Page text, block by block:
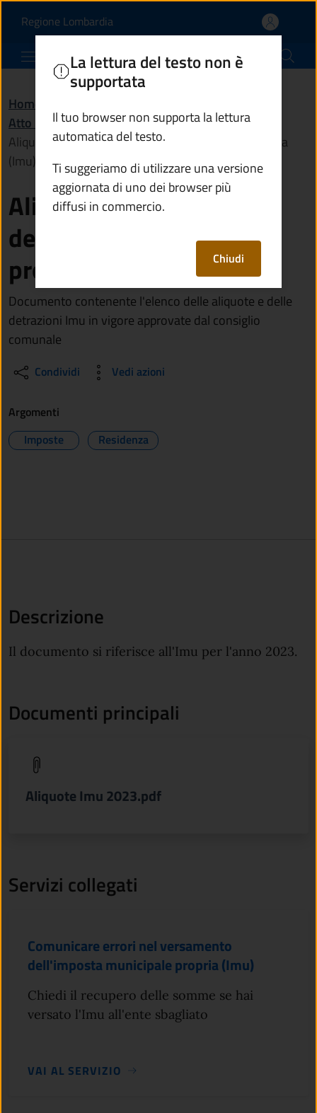
Aliquote e detrazioni
Regione Lombardia(apre in un'altra scheda).
Comune di Sellero
Home
Atto normativo /
Aliquote e detrazioni dell'imposta municipale propria
(Imu) in vigore
Aliquote e detrazioni
dell'imposta municipale
propria (Imu) in vigore
Documento contenente l'elenco delle aliquote e delle
detrazioni Imu in vigore approvate dal consiglio
comunale
Condividi Vedi azioni
La lettura del testo non è
supportata
Il tuo browser non supporta la lettura
automatica del testo.
Ti suggeriamo di utilizzare una versione
aggiornata di uno dei browser più
diffusi in commercio.
Chiudi
Argomenti
Imposte
Residenza
Descrizione
Il documento si riferisce all'Imu per l'anno 2023.
Documenti principali
Aliquote Imu 2023.pdf
(apre in un'altra scheda).
Servizi collegati
Comunicare errori nel versamento
dell'imposta municipale propria (Imu)
Chiedi il recupero delle somme se hai
versato l'Imu all'ente sbagliato
VAI AL SERVIZIO